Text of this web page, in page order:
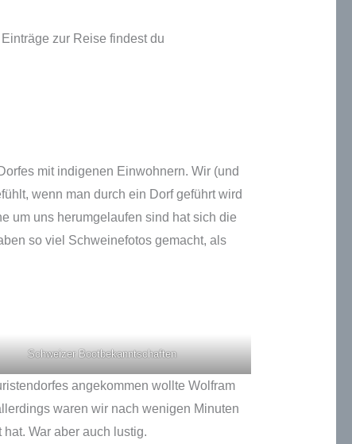
zur Reise findest du
mit indigenen Einwohnern. Wir (und
wenn man durch ein Dorf geführt wird
um uns herumgelaufen sind hat sich die
so viel Schweinefotos gemacht, als
Schweizer Bootbekanntschaften
angekommen wollte Wolfram
waren wir nach wenigen Minuten
War aber auch lustig.